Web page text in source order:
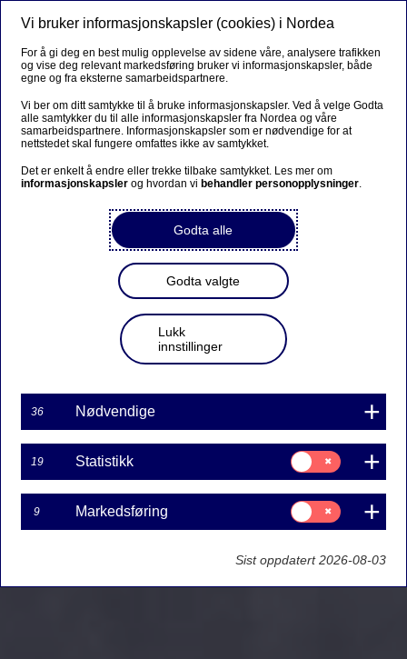
Vi bruker informasjonskapsler (cookies) i Nordea
For å gi deg en best mulig opplevelse av sidene våre, analysere trafikken
og vise deg relevant markedsføring bruker vi informasjonskapsler, både
egne og fra eksterne samarbeidspartnere.
Vi ber om ditt samtykke til å bruke informasjonskapsler. Ved å velge Godta
alle samtykker du til alle informasjonskapsler fra Nordea og våre
samarbeidspartnere. Informasjonskapsler som er nødvendige for at
nettstedet skal fungere omfattes ikke av samtykket.
Det er enkelt å endre eller trekke tilbake samtykket. Les mer om
informasjonskapsler og hvordan vi behandler personopplysninger.
Godta alle
Godta valgte
Lukk
innstillinger
36 Nødvendige
19 Statistikk
Samtykke
til:
Statistikk
9 Markedsføring
Samtykke
til:
Markedsføring
Sist oppdatert 2026-08-03